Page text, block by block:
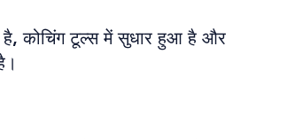
कोचिंग टूल्स में सुधार हुआ है और